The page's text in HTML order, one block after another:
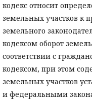
кодекс относит
земельных участков к
земельного
кодексом оборот
соответствии с
кодексом, при этом
земельных участков
и федеральными